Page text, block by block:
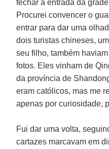
fechar a entrada da
Procurei convencer o
entrar para dar uma
dois turistas chineses,
seu filho, também
fotos. Eles vinham de
da província de
eram católicos, mas me
apenas por curiosidade,
Fui dar uma volta,
cartazes marcavam em